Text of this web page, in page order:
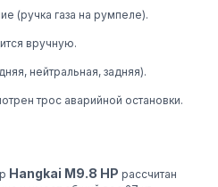
(ручка газа на румпеле).
вручную.
нейтральная, задняя).
трос аварийной остановки.
Hangkai M9.8 HP рассчитан